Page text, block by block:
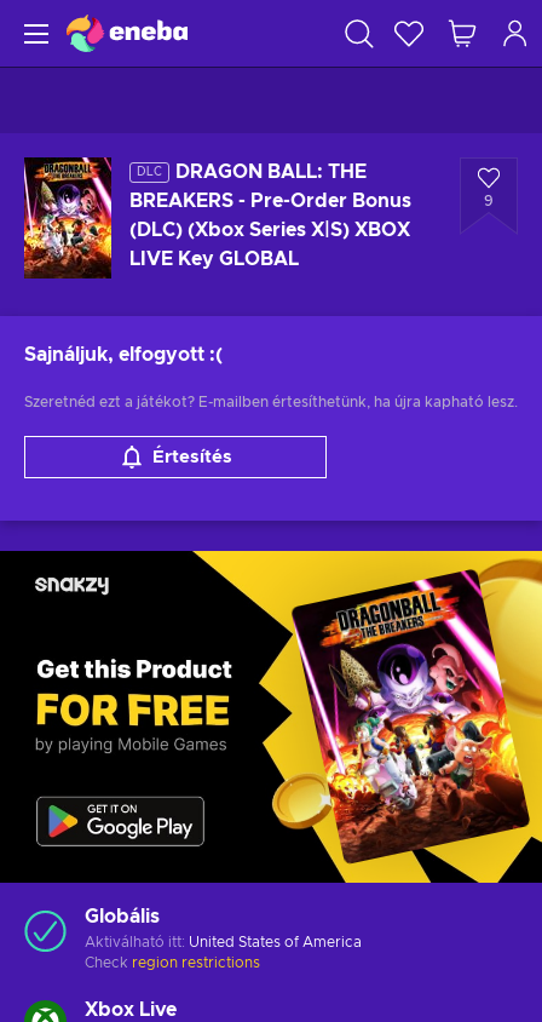
DLC
DRAGON BALL: THE
BREAKERS - Pre-Order Bonus
(DLC) (Xbox Series X|S) XBOX
LIVE Key GLOBAL
9
Sajnáljuk, elfogyott :(
Szeretnéd ezt a játékot? E-mailben értesíthetünk, ha újra kapható lesz.
Értesítés
Globális
Aktiválható itt: United States of America
Check region restrictions
Xbox Live